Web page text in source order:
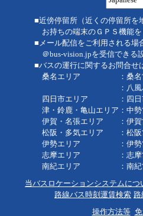
■近傍停留所（近くの停留所を
お持ちの端末のＧＰＳ機能を
■メール配信をご利用される場
＠bus-vision.jpを受信できる
■バスの運行に関するお問合せ
桑名エリア ：桑名営
：八風バス
四日市エリア ：四日市
津・鈴鹿・亀山エリア：中
伊賀・名張エリア ：伊
松阪・多気エリア ：松
伊勢エリア ：伊勢営
志摩エリア ：志摩営
南紀エリア ：南紀営
当バスロケーションシステムにつ
路線バス時刻運賃検索
操作方法等